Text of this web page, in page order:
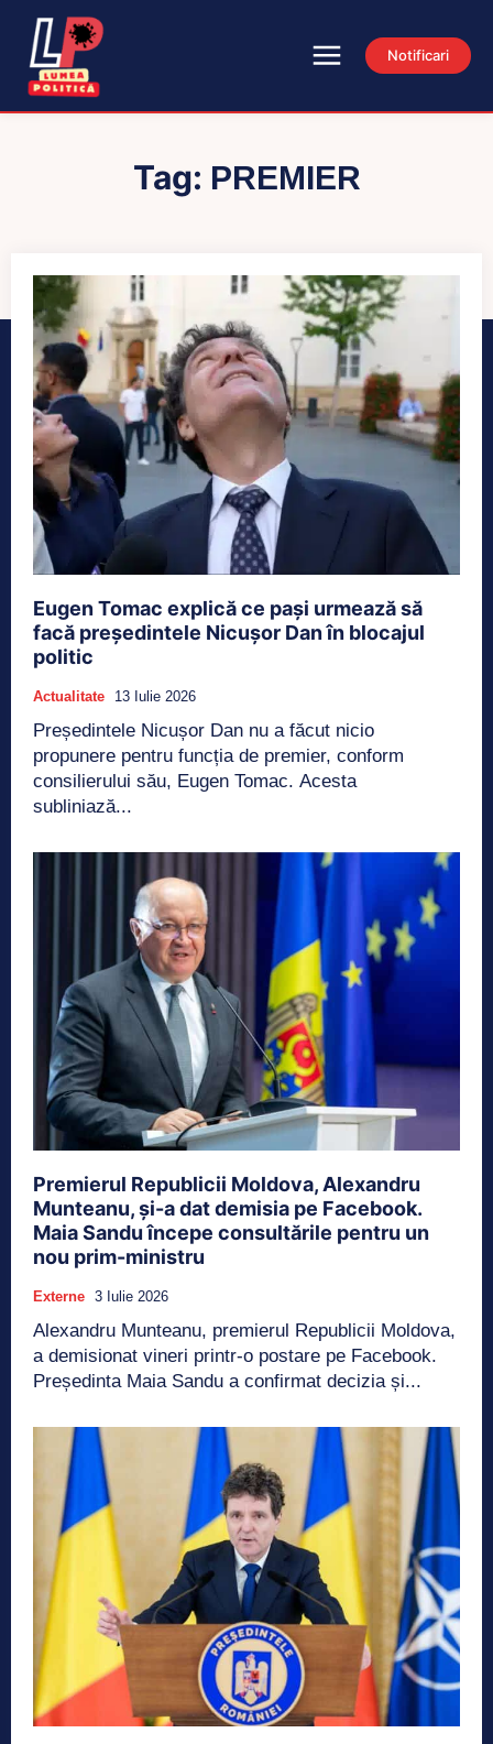
Notificari
Tag: PREMIER
Eugen Tomac explică ce pași urmează să
facă președintele Nicușor Dan în blocajul
politic
Actualitate 13 Iulie 2026
Președintele Nicușor Dan nu a făcut nicio
propunere pentru funcția de premier, conform
consilierului său, Eugen Tomac. Acesta
subliniază...
Premierul Republicii Moldova, Alexandru
Munteanu, și-a dat demisia pe Facebook.
Maia Sandu începe consultările pentru un
nou prim-ministru
Externe 3 Iulie 2026
Alexandru Munteanu, premierul Republicii Moldova,
a demisionat vineri printr-o postare pe Facebook.
Președinta Maia Sandu a confirmat decizia și...